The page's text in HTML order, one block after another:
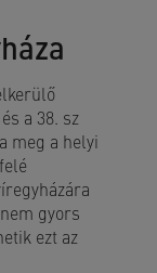
a 38. sz
meg a helyi
gyors
ezt az